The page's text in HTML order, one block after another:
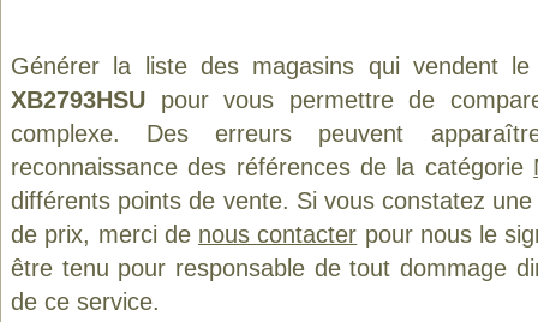
Générer la liste des magasins qui vendent
XB2793HSU pour vous permettre de
complexe. Des erreurs peuvent
reconnaissance des références de la catégorie
différents points de vente. Si vous constatez
de prix, merci de nous contacter pour nous le
être tenu pour responsable de tout dommage
de ce service.